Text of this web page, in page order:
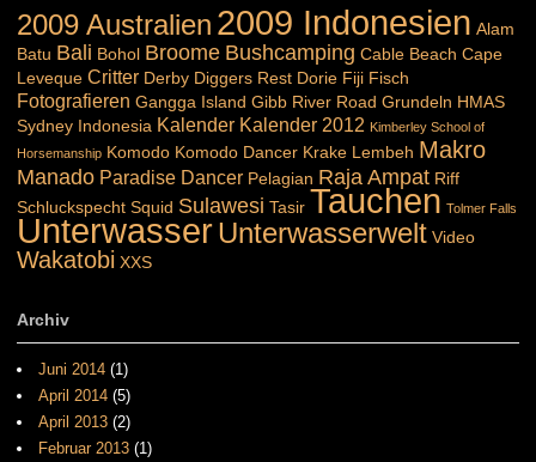
2009 Australien 2009 Indonesien Alam
Batu Bali Bohol Broome Bushcamping Cable Beach Cape
Leveque Critter Derby Diggers Rest Dorie Fiji Fisch
Fotografieren Gangga Island Gibb River Road Grundeln HMAS
Sydney Indonesia Kalender Kalender 2012 Kimberley School of
Horsemanship Komodo Komodo Dancer Krake Lembeh Makro
Manado Paradise Dancer Pelagian Raja Ampat Riff
Schluckspecht Squid Sulawesi Tasir Tauchen Tolmer Falls
UnterwasserUnterwasserwelt Video
Wakatobi XXS
Archiv
Juni 2014 (1)
April 2014 (5)
April 2013 (2)
Februar 2013 (1)